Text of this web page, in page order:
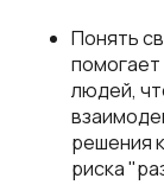
Понять
помогает
людей,
решения
риска